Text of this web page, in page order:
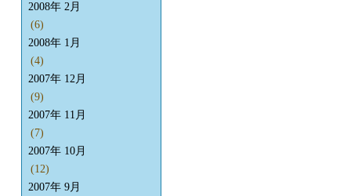
2008年 2月
(6)
2008年 1月
(4)
2007年 12月
(9)
2007年 11月
(7)
2007年 10月
(12)
2007年 9月